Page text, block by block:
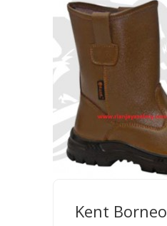
Kent Borneo